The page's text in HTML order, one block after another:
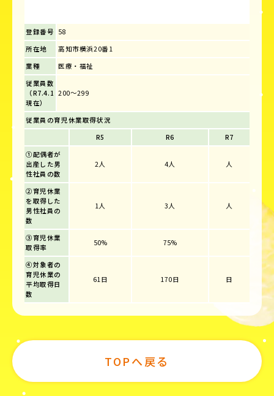
登録番号 58
所在地
高知市横浜20番1
業種
医療・福祉
従業員数
（R7.4.1
現在）
200～299
従業員の育児休業取得状況
R5
R6
R7
①配偶者が
出産した男
性社員の数
2人 4人 人
②育児休業
を取得した
男性社員の
数
1人 3人 人
③育児休業
取得率
50% 75%
④対象者の
育児休業の
平均取得日
数
61日 170日 日
TOPへ戻る